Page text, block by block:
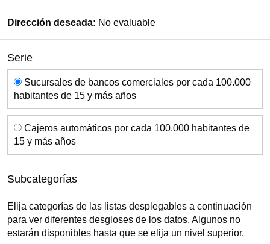
Dirección deseada: No evaluable
Serie
SerieSucursales de bancos comerciales por cada 100.000
habitantes de 15 y más años
Cajeros automáticos por cada 100.000 habitantes de
15 y más años
Subcategorías
Elija categorías de las listas desplegables a continuación
para ver diferentes desgloses de los datos. Algunos no
estarán disponibles hasta que se elija un nivel superior.